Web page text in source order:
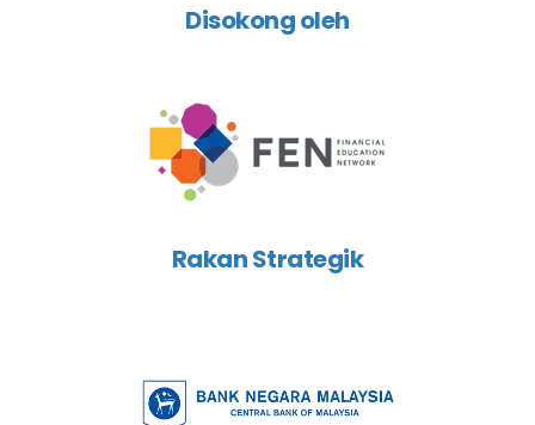
Disokong oleh
Rakan Strategik